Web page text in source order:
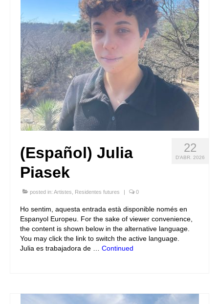
Idioma:
22
D'ABR. 2026
(Español) Julia
Piasek
posted in: Artistes Residentes futures | 0
Ho sentim, aquesta entrada està disponible només en
Espanyol Europeu. For the sake of viewer convenience,
the content is shown below in the alternative language.
You may click the link to switch the active language.
Julia es trabajadora de … Continued